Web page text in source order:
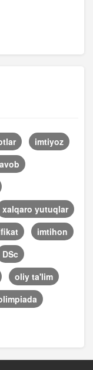
imtiyoz
xalqaro yutuqlar
imtihon
DSc
oliy ta'lim